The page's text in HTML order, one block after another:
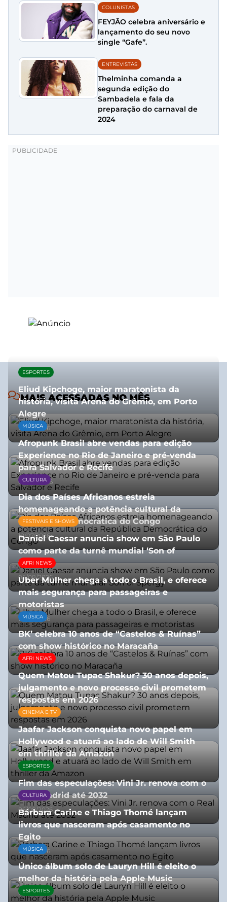
COLUNISTAS
FEYJÃO celebra aniversário e
lançamento do seu novo
single “Gafe”.
ENTREVISTAS
Thelminha comanda a
segunda edição do
Sambadela e fala da
preparação do carnaval de
2024
MAIS ACESSADAS NO MÊS
ESPORTES
Eliud Kipchoge, maior maratonista da
história, visita Arena do Grêmio, em Porto
Alegre
10/07/2026
MÚSICA
Afropunk Brasil abre vendas para edição
Experience no Rio de Janeiro e pré-venda
para Salvador e Recife
03/08/2026
CULTURA
Dia dos Países Africanos estreia
homenageando a potência cultural da
República Democrática do Congo
10/07/2026
FESTIVAIS E SHOWS
Daniel Caesar anuncia show em São Paulo
como parte da turnê mundial ‘Son of
Spergy’
05/08/2026
AFRI NEWS
Uber Mulher chega a todo o Brasil, e oferece
mais segurança para passageiras e
motoristas
10/07/2026
MÚSICA
BK’ celebra 10 anos de “Castelos & Ruínas”
com show histórico no Maracaña
06/08/2026
AFRI NEWS
Quem Matou Tupac Shakur? 30 anos depois,
julgamento e novo processo civil prometem
respostas em 2026
05/08/2026
CINEMA E TV
Jaafar Jackson conquista novo papel em
Hollywood e atuará ao lado de Will Smith
em thriller da Amazon
06/08/2026
ESPORTES
Fim das especulações: Vini Jr. renova com o
Real Madrid até 2032
06/08/2026
CULTURA
Bárbara Carine e Thiago Thomé lançam
livros que nasceram após casamento no
Egito
10/07/2026
MÚSICA
Único álbum solo de Lauryn Hill é eleito o
melhor da história pela Apple Music
06/08/2026
ESPORTES